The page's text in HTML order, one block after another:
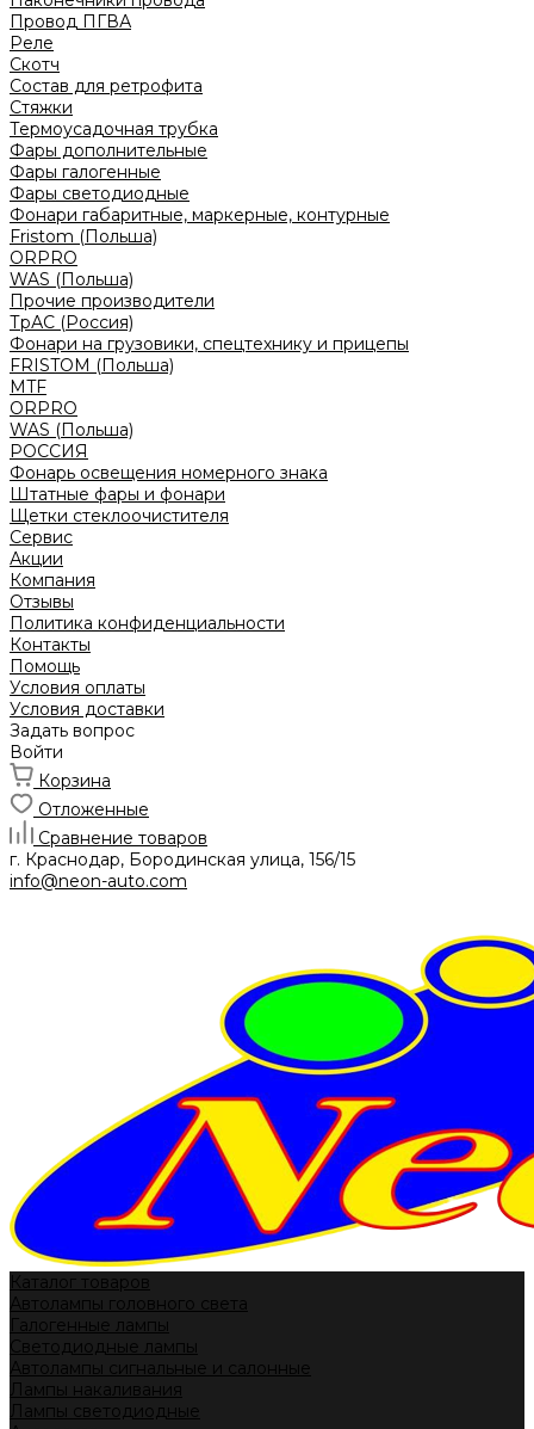
Провод ПГВА
Реле
Скотч
Состав для ретрофита
Стяжки
Термоусадочная трубка
Фары дополнительные
Фары галогенные
Фары светодиодные
Фонари габаритные, маркерные, контурные
Fristom (Польша)
ORPRO
WAS (Польша)
Прочие производители
ТрАС (Россия)
Фонари на грузовики, спецтехнику и прицепы
FRISTOM (Польша)
MTF
ORPRO
WAS (Польша)
РОССИЯ
Фонарь освещения номерного знака
Штатные фары и фонари
Щетки стеклоочистителя
Сервис
Акции
Компания
Отзывы
Политика конфиденциальности
Контакты
Помощь
Условия оплаты
Условия доставки
Задать вопрос
Войти
Корзина
Отложенные
Сравнение товаров
г. Краснодар, Бородинская улица, 156/15
info@neon-auto.com
Каталог товаров
Автолампы головного света
Галогенные лампы
Светодиодные лампы
Автолампы сигнальные и салонные
Лампы накаливания
Лампы светодиодные